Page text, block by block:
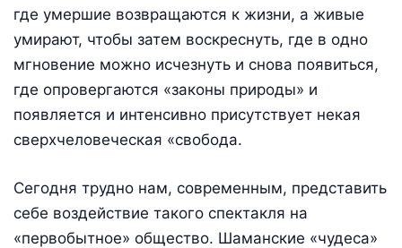
где умершие возвращаются к жизни, а живые
умирают, чтобы затем воскреснуть, где в одно
мгновение можно исчезнуть и снова появиться,
где опровергаются «законы природы» и
появляется и интенсивно присутствует некая
сверхчеловеческая «свобода.
Сегодня трудно нам, современным, представить
себе воздействие такого спектакля на
«первобытное» общество. Шаманские «чудеса»